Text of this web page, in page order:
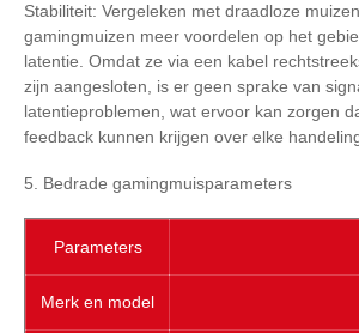
Stabiliteit: Vergeleken met draadloze
gamingmuizen meer voordelen op het
latentie. Omdat ze via een kabel
zijn aangesloten, is er geen sprake van
latentieproblemen, wat ervoor kan zorgen
feedback kunnen krijgen over elke
5. Bedrade gamingmuisparameters
Parameters
Merk en model